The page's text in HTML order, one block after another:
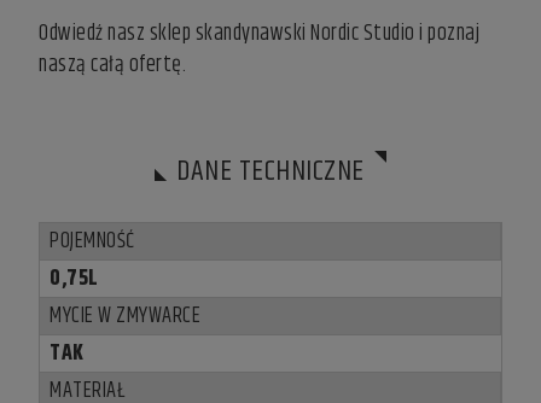
Odwiedź nasz sklep skandynawski Nordic Studio i poznaj
naszą całą ofertę.
DANE TECHNICZNE
POJEMNOŚĆ
0,75L
MYCIE W ZMYWARCE
TAK
MATERIAŁ